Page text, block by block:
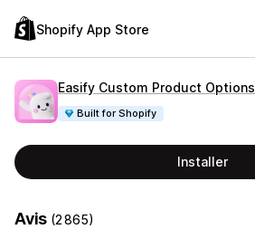
Shopify App Store
Easify Custom Product Options
Built for Shopify
Installer
Avis (2 865)